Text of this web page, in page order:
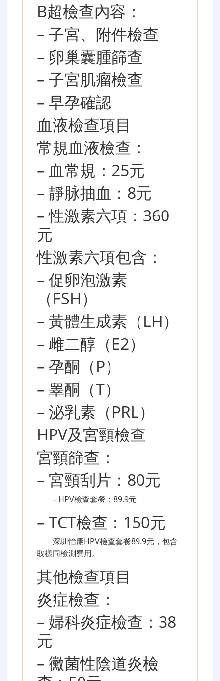
B超檢查內容：
– 子宮、附件檢查
– 卵巢囊腫篩查
– 子宮肌瘤檢查
– 早孕確認
血液檢查項目
常規血液檢查：
– 血常規：25元
– 靜脉抽血：8元
– 性激素六項：360
元
性激素六項包含：
– 促卵泡激素
（FSH）
– 黃體生成素（LH）
– 雌二醇（E2）
– 孕酮（P）
– 睾酮（T）
– 泌乳素（PRL）
HPV及宮頸檢查
宮頸篩查：
– 宮頸刮片：80元
– HPV檢查套餐：89.9元
– TCT檢查：150元
深圳怡康HPV檢查套餐89.9元，包含
取樣同檢測費用。
其他檢查項目
炎症檢查：
– 婦科炎症檢查：38
元
– 黴菌性陰道炎檢